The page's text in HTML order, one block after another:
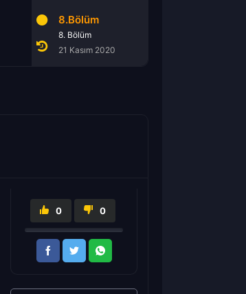
8.Bölüm
8. Bölüm
21 Kasım 2020
0 0